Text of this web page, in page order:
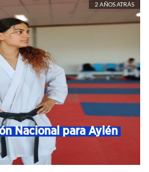
2 AÑOS ATRÁS
Nacional para Aylén